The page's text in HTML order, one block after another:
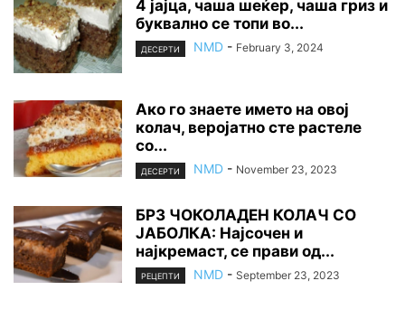
4 јајца, чаша шеќер, чаша гриз и
буквално се топи во...
ДЕСЕРТИ NMD - February 3, 2024
Ако го знаете името на овој
колач, веројатно сте растеле
со...
ДЕСЕРТИ NMD - November 23, 2023
БРЗ ЧОКОЛАДЕН КОЛАЧ СО
ЈАБОЛКА: Најсочен и
најкремаст, се прави од...
РЕЦЕПТИ NMD - September 23, 2023